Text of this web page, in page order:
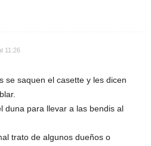
11:26
se saquen el casette y les dicen
duna para llevar a las bendis al
trato de algunos dueños o